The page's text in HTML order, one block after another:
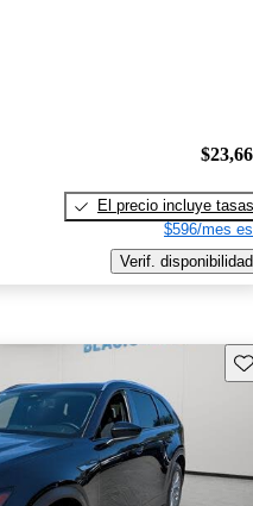
El precio incluye tasas
$596/mes
Verif. disponibilidad